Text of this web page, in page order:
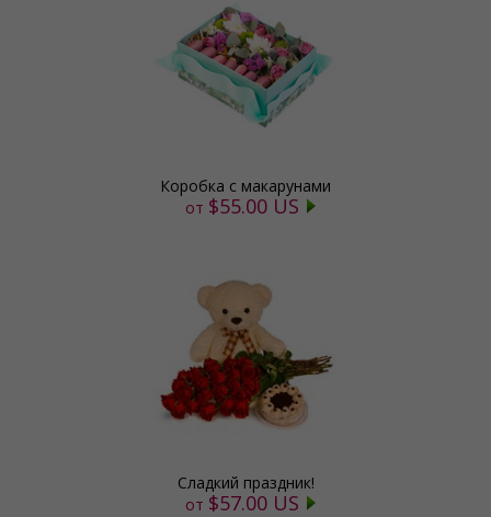
Коробка с макарунами
от $55.00 US
Сладкий праздник!
от $57.00 US